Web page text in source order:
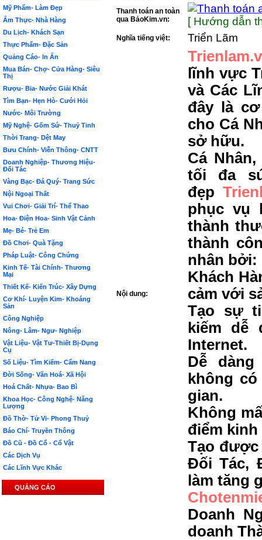
Mỹ Phẩm- Làm Đẹp
Ẩm Thực- Nhà Hàng
Du Lịch- Khách Sạn
Thực Phẩm- Đặc Sản
Quảng Cáo- In Ấn
Mua Bán- Chợ- Cửa Hàng- Siêu
Thị
Rượu- Bia- Nước Giải Khát
Tìm Bạn- Hẹn Hò- Cưới Hỏi
Nước- Môi Trường
Mỹ Nghệ- Gốm Sứ- Thuỷ Tinh
Thời Trang- Dệt May
Bưu Chính- Viễn Thông- CNTT
Doanh Nghiệp- Thương Hiệu-
Đối Tác
Vàng Bạc- Đá Quý- Trang Sức
Nội Ngoại Thất
Vui Chơi- Giải Trí- Thể Thao
Hoa- Điện Hoa- Sinh Vật Cảnh
Mẹ- Bé- Trẻ Em
Đồ Chơi- Quà Tặng
Pháp Luật- Công Chứng
Kinh Tế- Tài Chính- Thương
Mại
Thiết Kế- Kiến Trúc- Xây Dựng
Cơ Khí- Luyện Kim- Khoáng
Sản
Công Nghiệp
Nông- Lâm- Ngư- Nghiệp
Vật Liệu- Vật Tư-Thiết Bị-Dụng
Cụ
Số Liệu- Tìm Kiếm- Cẩm Nang
Đời Sống- Văn Hoá- Xã Hội
Hoá Chất- Nhựa- Bao Bì
Khoa Học- Công Nghệ- Năng
Lượng
Đồ Thờ- Tử Vi- Phong Thuỷ
Báo Chí- Truyền Thông
Đồ Cũ - Đồ Cổ - Cổ Vật
Các Dịch Vụ
Các Lĩnh Vực Khác
QUẢNG CÁO
Thanh toán an toàn
qua BảoKim.vn:
[ Hướng dẫn
Nghĩa tiếng việt: Triển Lãm
Nội dung:
lĩnh vực
và Các
đây là
cho Cá
sở hữu.
Cá
tối đa
đẹp
phục vụ
thành
thành
nhân bởi:
Khách
cảm với
Tạo sự
kiếm dễ
Internet.
Dễ
không
gian.
Không
điểm kinh
Tạo được
Đối Tác,
làm tăng
Doanh
doanh